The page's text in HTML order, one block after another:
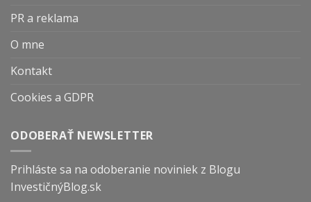
PR a reklama
O mne
Kontakt
Cookies a GDPR
ODOBERAŤ NEWSLETTER
Prihláste sa na odoberanie noviniek z Blogu
InvestičnýBlog.sk